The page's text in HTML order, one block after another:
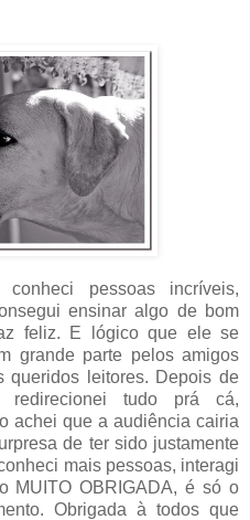
pessoas incríveis,
ensinar algo de bom
feliz. E lógico que ele se
grande parte pelos amigos
queridos leitores. Depois de
redirecionei tudo prá cá,
achei que a audiência cairia
de ter sido justamente
mais pessoas, interagi
MUITO OBRIGADA, é só o
Obrigada à todos que